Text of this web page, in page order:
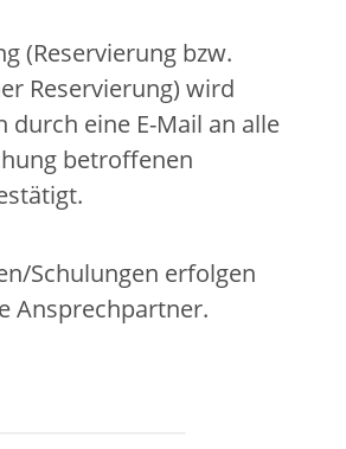
(Reservierung bzw.
Reservierung) wird
durch eine E-Mail an alle
betroffenen
Schulungen erfolgen
Ansprechpartner.